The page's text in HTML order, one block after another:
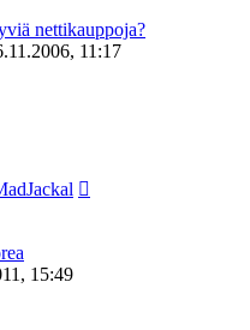
nettikauppoja?
11:17
15:49